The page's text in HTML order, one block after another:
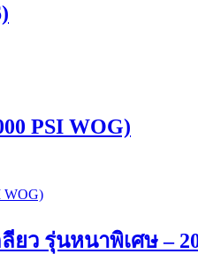
PSI WOG)
ว รุ่นหนาพิเศษ –